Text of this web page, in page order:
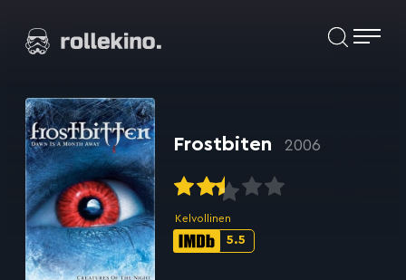
suoraan
Elokuvat ja elokuva-arviot | Rollekino.fi
jälkeen.
Frostbiten 2006
Kelvollinen
IMDb-
5.5